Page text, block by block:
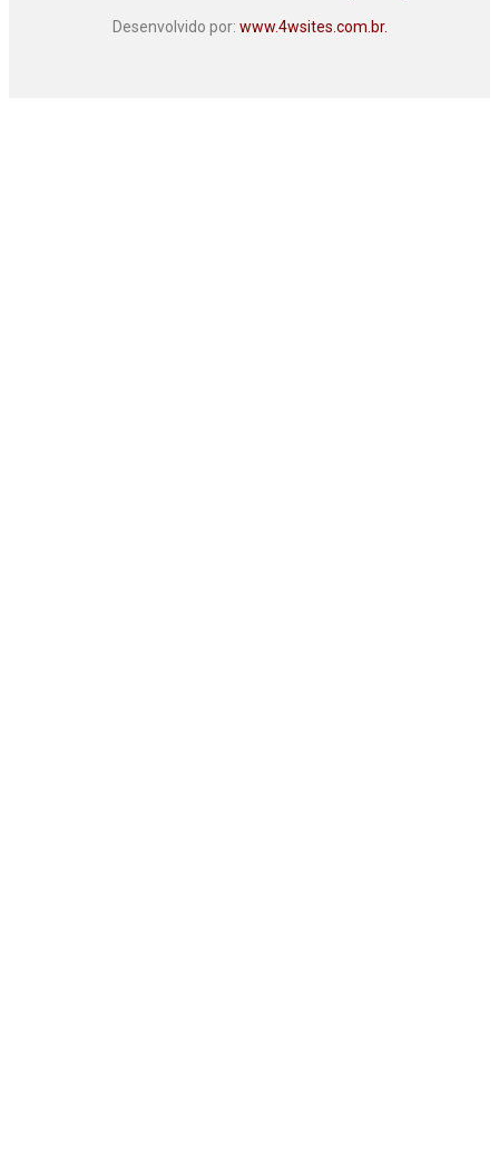
Desenvolvido por: www.4wsites.com.br.